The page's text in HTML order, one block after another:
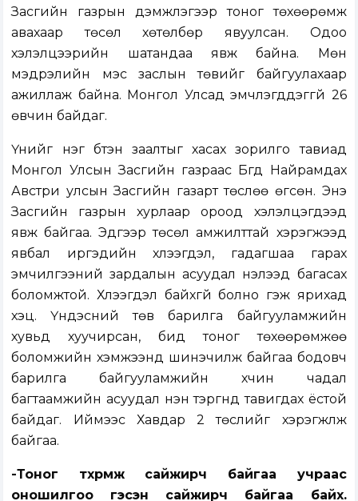
Засгийн газрын дэмжлэгээр тоног төхөөрөмж
авахаар төсөл хөтөлбөр явуулсан. Одоо
хэлэлцээрийн шатандаа явж байна. Мөн
мэдрэлийн мэс заслын төвийг байгуулахаар
ажиллаж байна. Монгол Улсад эмчлэгддэггүй 26
өвчин байдаг.
Үүнийг нэг бүтэн заалтыг хасах зорилго тавиад
Монгол Улсын Засгийн газраас Бүгд Найрамдах
Австри улсын Засгийн газарт төслөө өгсөн. Энэ
Засгийн газрын хурлаар ороод хэлэлцэгдээд
явж байгаа. Эдгээр төсөл амжилттай хэрэгжээд
явбал иргэдийн хүлээгдэл, гадагшаа гарах
эмчилгээний зардалын асуудал нэлээд багасах
боломжтой. Хүлээгдэл байхгүй болно гэж ярихад
хэцүү. Үндэсний төв барилга байгууламжийн
хувьд хуучирсан, бид тоног төхөөрөмжөө
боломжийн хэмжээнд шинэчилж байгаа бодовч
барилга байгууламжийн хүчин чадал
багтаамжийн асуудал нэн тэргүүнд тавигдах ёстой
байдаг. Иймээс Хавдар 2 төслийг хэрэгжүүлж
байгаа.
-Тоног төхөөрөмж сайжирч байгаа учраас
оношилгоо гэсэн сайжирч байгаа байх.